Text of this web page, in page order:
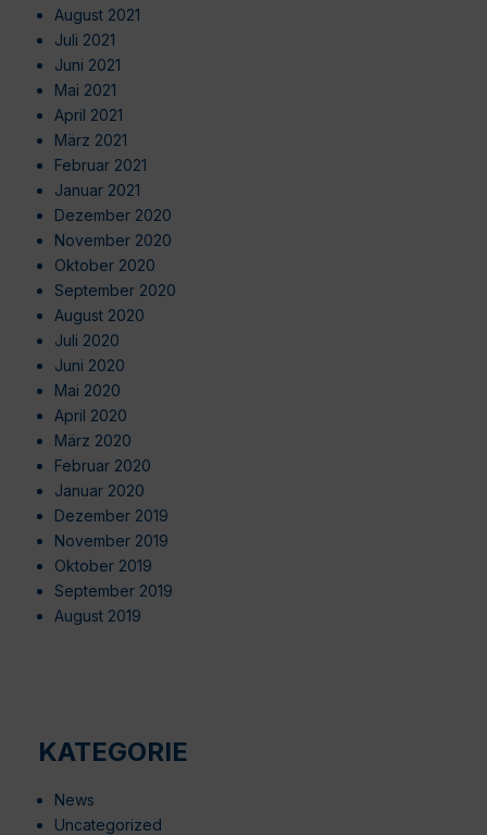
August 2021
Juli 2021
Juni 2021
Mai 2021
April 2021
März 2021
Februar 2021
Januar 2021
Dezember 2020
November 2020
Oktober 2020
September 2020
August 2020
Juli 2020
Juni 2020
Mai 2020
April 2020
März 2020
Februar 2020
Januar 2020
Dezember 2019
November 2019
Oktober 2019
September 2019
August 2019
KATEGORIE
News
Uncategorized